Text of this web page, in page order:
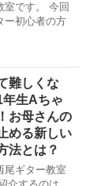
室です。 今回
ー初心者の方
難しくな
年生Aちゃ
お母さんの
める新しい
法とは？
尾ギター教室